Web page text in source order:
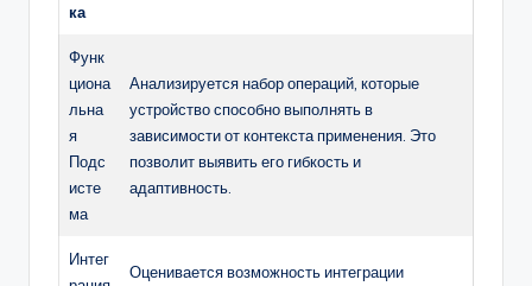
ка
Функ
циона
льна
я
Подс
исте
ма
Анализируется набор операций, которые
устройство способно выполнять в
зависимости от контекста применения. Это
позволит выявить его гибкость и
адаптивность.
Интег
Оценивается возможность интеграции